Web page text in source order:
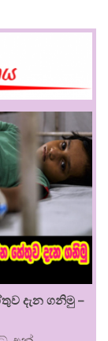
දැන ගනිමු –